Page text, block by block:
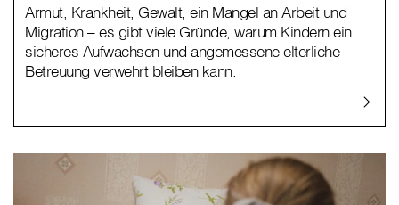
Armut, Krankheit, Gewalt, ein Mangel an Arbeit und
Migration – es gibt viele Gründe, warum Kindern ein
sicheres Aufwachsen und angemessene elterliche
Betreuung verwehrt bleiben kann.